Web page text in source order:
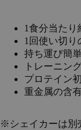
1食分当たり
1回使い切り
持ち運び簡
トレーニン
プロテイン
重金属の含
※シェイカーは別